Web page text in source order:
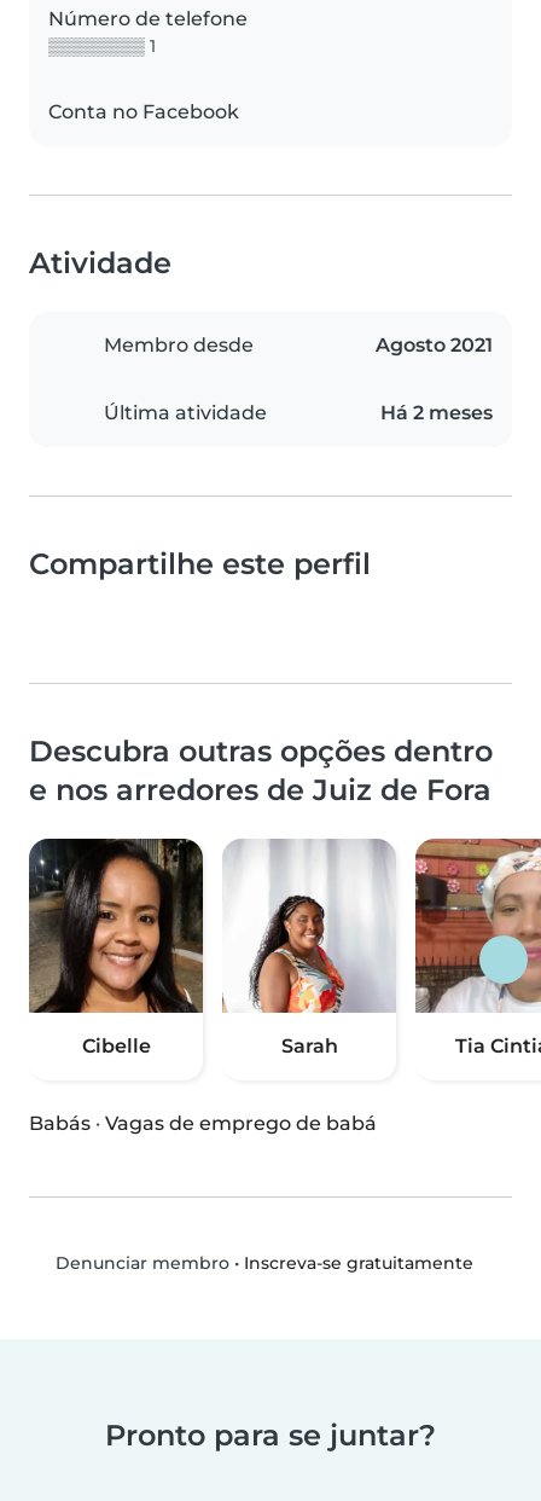
Número de telefone
▒▒▒▒▒▒▒▒ 1
Conta no Facebook
Atividade
Membro desde Agosto 2021
Última atividade Há 2 meses
Compartilhe este perfil
Descubra outras opções dentro
e nos arredores de Juiz de Fora
Cibelle Sarah Tia
Babás · Vagas de emprego de babá
Denunciar membro• Inscreva-se gratuitamente
Pronto para se juntar?